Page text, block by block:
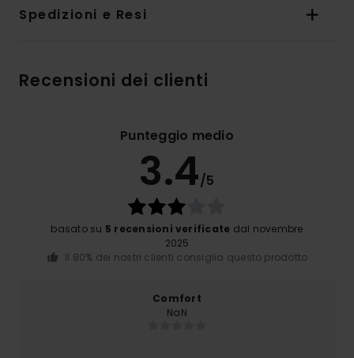
Spedizioni e Resi
Recensioni dei clienti
Punteggio medio
3.4/5
basato su 5 recensioni verificate dal novembre
2025
Il 80% dei nostri clienti consiglia questo prodotto
Comfort
NaN